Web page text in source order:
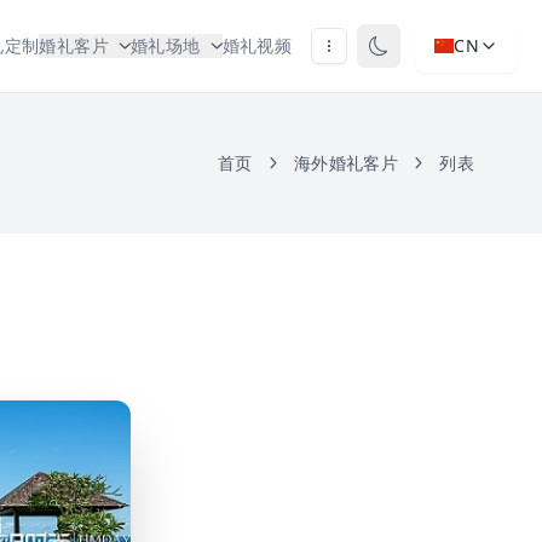
CN
定制婚礼客片 婚礼场地 婚礼视频
首页 海外婚礼客片 列表